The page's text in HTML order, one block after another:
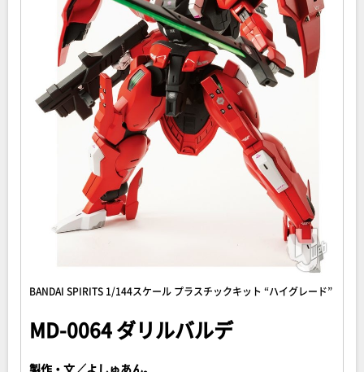
BANDAI SPIRITS 1/144スケール プラスチックキット “ハイグレード”
MD-0064 ダリルバルデ